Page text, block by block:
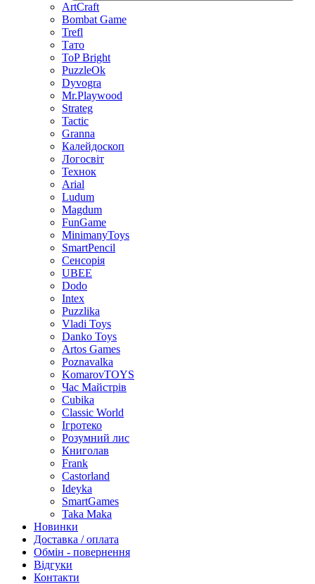
ArtCraft
Bombat Game
Trefl
Тато
ToP Bright
PuzzleOk
Dyvogra
Mr.Playwood
Strateg
Tactic
Granna
Калейдоскоп
Логосвіт
Технок
Arial
Ludum
Magdum
FunGame
MinimanyToys
SmartPencil
Сенсорія
UBEE
Dodo
Intex
Puzzlika
Vladi Toys
Danko Toys
Artos Games
Poznavalka
KomarovTOYS
Час Майстрів
Cubika
Classic World
Ігротеко
Розумний лис
Книголав
Frank
Castorland
Ideyka
SmartGames
Taka Maka
Новинки
Доставка / оплата
Обмін - повернення
Відгуки
Контакти